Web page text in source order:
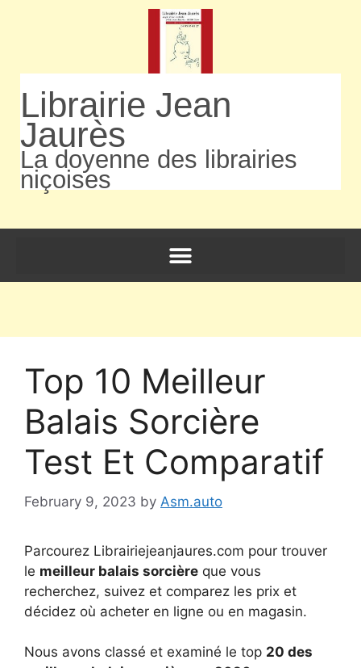
Librairie Jean
Jaurès
La doyenne des librairies
niçoises
Top 10 Meilleur
Balais Sorcière
Test Et Comparatif
February 9, 2023 by Asm.auto
Parcourez Librairiejeanjaures.com pour trouver
le meilleur balais sorcière que vous
recherchez, suivez et comparez les prix et
décidez où acheter en ligne ou en magasin.
Nous avons classé et examiné le top 20 des